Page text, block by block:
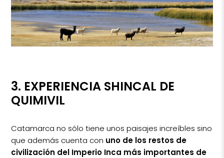
3. EXPERIENCIA SHINCAL DE
QUIMIVIL
Catamarca no sólo tiene unos paisajes increíbles sino
que además cuenta con uno de los restos de
civilización del Imperio Inca más importantes de